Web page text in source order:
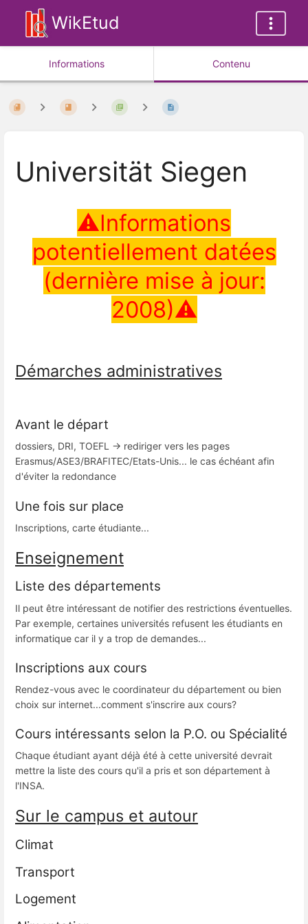
WikEtud
Informations Contenu
Universität Siegen
⚠Informations
potentiellement datées
(dernière mise à jour:
2008)⚠
Démarches administratives
Avant le départ
dossiers, DRI, TOEFL -> rediriger vers les pages
Erasmus/ASE3/BRAFITEC/Etats-Unis... le cas échéant afin
d'éviter la redondance
Une fois sur place
Inscriptions, carte étudiante...
Enseignement
Liste des départements
Il peut être intéressant de notifier des restrictions éventuelles.
Par exemple, certaines universités refusent les étudiants en
informatique car il y a trop de demandes...
Inscriptions aux cours
Rendez-vous avec le coordinateur du département ou bien
choix sur internet...comment s'inscrire aux cours?
Cours intéressants selon la P.O. ou Spécialité
Chaque étudiant ayant déjà été à cette université devrait
mettre la liste des cours qu'il a pris et son département à
l'INSA.
Sur le campus et autour
Climat
Transport
Logement